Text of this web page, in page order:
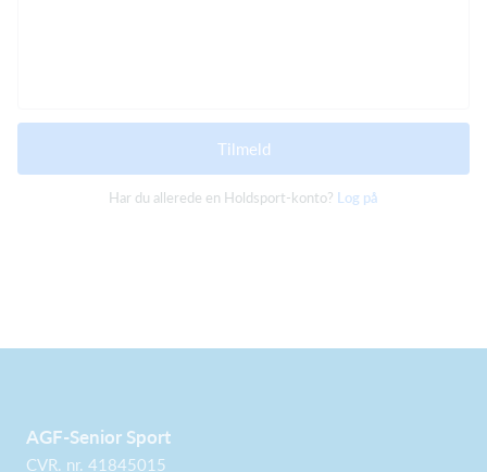
Tilmeld
Har du allerede en Holdsport-konto? Log på
AGF-Senior Sport
CVR. nr. 41845015